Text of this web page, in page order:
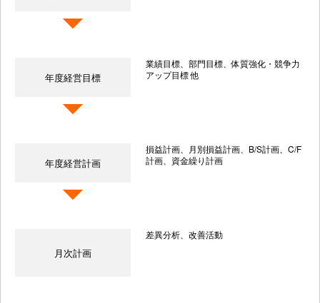
年度経営目標
業績目標、部門目標、体質強化・競争力
アップ目標 他
年度経営計画
損益計画、月別損益計画、B/S計画、C/F
計画、資金繰り計画
月次計画
差異分析、改善活動